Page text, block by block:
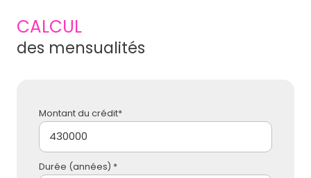
CALCUL
des mensualités
Montant du crédit*
Durée (années) *